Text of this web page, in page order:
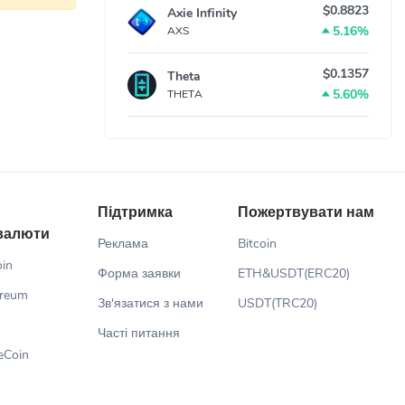
Axie Infinity
AXS
$0.8823
5.16%
Theta
THETA
$0.1357
5.60%
Підтримка
Реклама
Форма заявки
Зв'язатися з нами
Часті питання
Пожертвувати нам
Bitcoin
ETH&USDT(ERC20)
USDT(TRC20)